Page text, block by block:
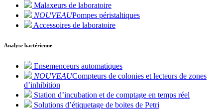
Malaxeurs de laboratoire
NOUVEAUPompes péristaltiques
Accessoires de laboratoire
Analyse bactérienne
Ensemenceurs automatiques
NOUVEAUCompteurs de colonies et lecteurs de zones
d’inhibition
Station d’incubation et de comptage en temps réel
Solutions d’étiquetage de boites de Petri